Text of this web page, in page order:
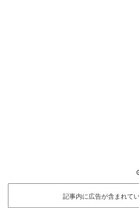
記事内に広告が含まれてい